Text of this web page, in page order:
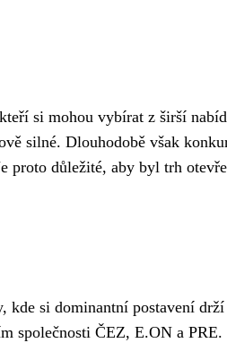
si mohou vybírat z širší
silné. Dlouhodobě však
proto důležité, aby byl trh
kde si dominantní postavení drží
společnosti ČEZ, E.ON a PRE.